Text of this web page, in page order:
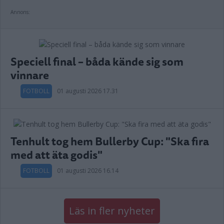
Annons:
Speciell final – båda kände sig som
vinnare
FOTBOLL 01 augusti 2026 17.31
Tenhult tog hem Bullerby Cup: "Ska fira
med att äta godis"
FOTBOLL 01 augusti 2026 16.14
Läs in fler nyheter